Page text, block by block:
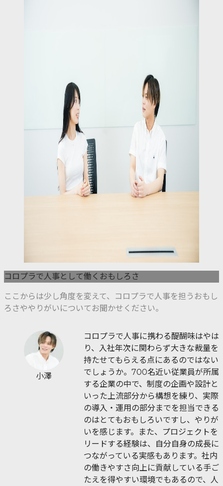
コロプラで人事として働くおもしろさ
ここからは少し角度を変えて、コロプラで人事を担うおもし
ろさややりがいについてお聞かせください。
小澤
コロプラで人事に携わる醍醐味はやは
り、入社年次に関わらず大きな裁量を
持たせてもらえる点にあるのではない
でしょうか。700名近い従業員が所属
する企業の中で、制度の企画や設計と
いった上流部分から構想を練り、実際
の導入・運用の部分までを担当できる
のはとてもおもしろいですし、やりが
いを感じます。また、プロジェクトを
リードする経験は、自分自身の成長に
つながっている実感もあります。社内
の働きやすさ向上に貢献している手ご
たえを得やすい環境でもあるので、人